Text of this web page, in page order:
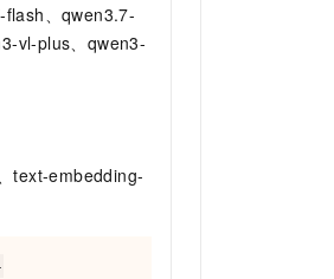
flash、qwen3.7-
vl-plus、qwen3-
text-embedding-